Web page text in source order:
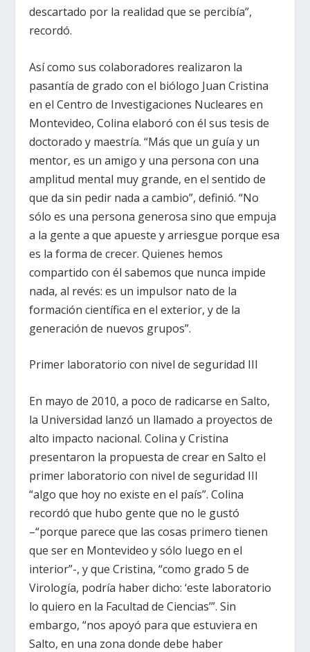
descartado por la realidad que se percibía”,
recordó.
Así como sus colaboradores realizaron la
pasantía de grado con el biólogo Juan Cristina
en el Centro de Investigaciones Nucleares en
Montevideo, Colina elaboró con él sus tesis de
doctorado y maestría. “Más que un guía y un
mentor, es un amigo y una persona con una
amplitud mental muy grande, en el sentido de
que da sin pedir nada a cambio”, definió. “No
sólo es una persona generosa sino que empuja
a la gente a que apueste y arriesgue porque esa
es la forma de crecer. Quienes hemos
compartido con él sabemos que nunca impide
nada, al revés: es un impulsor nato de la
formación científica en el exterior, y de la
generación de nuevos grupos”.
Primer laboratorio con nivel de seguridad III
En mayo de 2010, a poco de radicarse en Salto,
la Universidad lanzó un llamado a proyectos de
alto impacto nacional. Colina y Cristina
presentaron la propuesta de crear en Salto el
primer laboratorio con nivel de seguridad III
“algo que hoy no existe en el país”. Colina
recordó que hubo gente que no le gustó
–“porque parece que las cosas primero tienen
que ser en Montevideo y sólo luego en el
interior”-, y que Cristina, “como grado 5 de
Virología, podría haber dicho: ‘este laboratorio
lo quiero en la Facultad de Ciencias’”. Sin
embargo, “nos apoyó para que estuviera en
Salto, en una zona donde debe haber